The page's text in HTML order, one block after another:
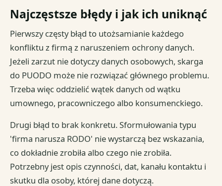
Najczęstsze błędy i jak ich uniknąć
Pierwszy częsty błąd to utożsamianie każdego
konfliktu z firmą z naruszeniem ochrony danych.
Jeżeli zarzut nie dotyczy danych osobowych, skarga
do PUODO może nie rozwiązać głównego problemu.
Trzeba więc oddzielić wątek danych od wątku
umownego, pracowniczego albo konsumenckiego.
Drugi błąd to brak konkretu. Sformułowania typu
'firma narusza RODO' nie wystarczą bez wskazania,
co dokładnie zrobiła albo czego nie zrobiła.
Potrzebny jest opis czynności, dat, kanału kontaktu i
skutku dla osoby, której dane dotyczą.